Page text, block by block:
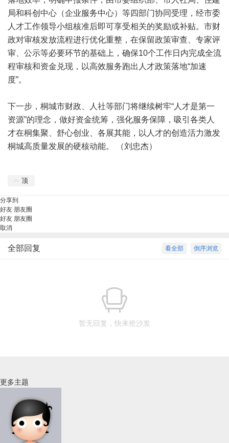
局和科创中心（企业服务中心）等四部门协同受理，经市委
人才工作领导小组核准后即可享受相关的奖励或补贴。市财
政对审核发放流程进行优化重整，在保留政策审查、专家评
审、公示等必要环节的基础上，确保10个工作日内完成全流
程审核和资金兑现，以高效服务跑出人才政策落地“加速
度”。
下一步，桐城市财政、人社等部门将继续树牢“人才是第一
资源”的理念，做好资金统筹，强化服务保障，吸引各类人
才在桐集聚、舒心创业、各展其能，以人才的创造活力激发
桐城高质量发展的硬核动能。 （刘忠杰）
顶
分享到
好友 朋友圈
好友 朋友圈
取消
倒序浏览
看全部
全部回复
暂无回复，快来抢沙发
更多主题